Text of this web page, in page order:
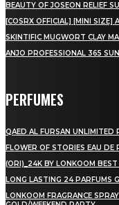
BEAUTY OF JOSEON RELIEF
[COSRX OFFICIAL] [MINI SIZE]
SKINTIFIC MUGWORT CLAY
ANJO PROFESSIONAL 365
PERFUMES
QAED AL FURSAN UNLIMITED
FLOWER OF STORIES EAU DE
(ORI)_24K BY LONKOOM
LONG LASTING 24 PARFUMS
LONKOOM FRAGRANCE